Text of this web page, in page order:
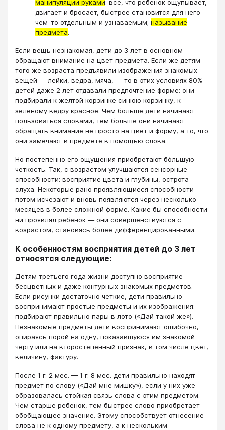
манипуляции руками: все, что ребенок ощупывает,
двигает и бросает, быстрее становится для него
чем-то отдельным и узнаваемым; называние
предмета.
Если вещь незнакомая, дети до 3 лет в основном
обращают внимание на цвет предмета. Если же детям
того же возраста предъявили изображения знакомых
вещей — лейки, ведра, мяча, — то в этих условиях 80%
детей даже 2 лет отдавали предпочтение форме: они
подбирали к желтой корзинке синюю корзинку, к
зеленому ведру красное. Чем больше дети начинают
пользоваться словами, тем больше они начинают
обращать внимание не просто на цвет и форму, а то, что
они замечают в предмете в помощью слова.
Но постепенно его ощущения приобретают бóльшую
четкость. Так, с возрастом улучшаются сенсорные
способности: восприятие цвета и глубины, острота
слуха. Некоторые рано проявляющиеся способности
потом исчезают и вновь появляются через несколько
месяцев в более сложной форме. Какие бы способности
ни проявлял ребенок — они совершенствуются с
возрастом, становясь более дифференцированными.
К особенностям восприятия детей до 3 лет
относятся следующие:
Детям третьего года жизни доступно восприятие
бесцветных и даже контурных знакомых предметов.
Если рисунки достаточно четкие, дети правильно
воспринимают простые предметы и их изображения:
подбирают правильно пары в лото («Дай такой же»).
Незнакомые предметы дети воспринимают ошибочно,
опираясь порой на одну, показавшуюся им знакомой
черту или на второстепенный признак, в том числе цвет,
величину, фактуру.
После 1 г. 2 мес. — 1 г. 8 мес. дети правильно находят
предмет по слову («Дай мне мишку»), если у них уже
образовалась стойкая связь слова с этим предметом.
Чем старше ребенок, тем быстрее слово приобретает
обобщающее значение. Этому способствует отнесение
слова не к одному предмету, а к нескольким